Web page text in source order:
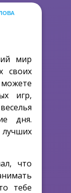
мир
своих
игр,
дня.
что
тебе